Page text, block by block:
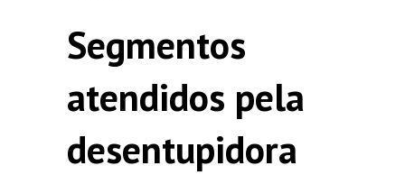
Segmentos
atendidos pela
desentupidora